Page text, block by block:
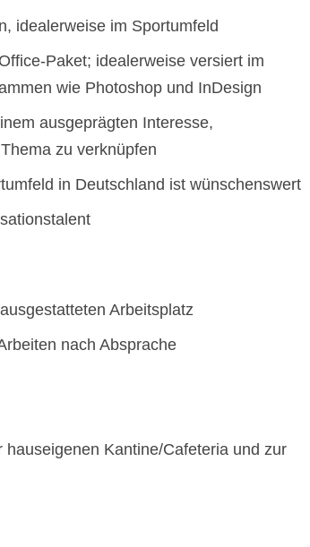
idealerweise im Sportumfeld
Paket; idealerweise versiert im
wie Photoshop und InDesign
ausgeprägten Interesse,
zu verknüpfen
in Deutschland ist wünschenswert
Arbeitsplatz
nach Absprache
Kantine/Cafeteria und zur